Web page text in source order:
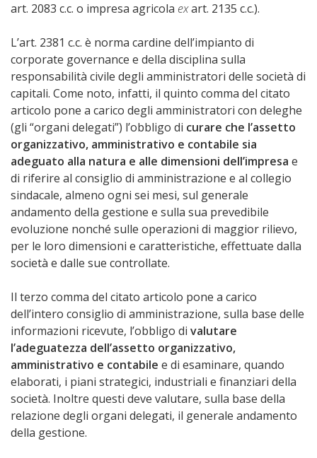
art. 2083 c.c. o impresa agricola exart. 2135 c.c.).
L’art. 2381 c.c. è norma cardine dell’impianto di
corporate governance e della disciplina sulla
responsabilità civile degli amministratori delle società di
capitali. Come noto, infatti, il quinto comma del citato
articolo pone a carico degli amministratori con deleghe
(gli “organi delegati”) l’obbligo di curare che l’assetto
organizzativo, amministrativo e contabile sia
adeguato alla natura e alle dimensioni dell’impresa e
di riferire al consiglio di amministrazione e al collegio
sindacale, almeno ogni sei mesi, sul generale
andamento della gestione e sulla sua prevedibile
evoluzione nonché sulle operazioni di maggior rilievo,
per le loro dimensioni e caratteristiche, effettuate dalla
società e dalle sue controllate.
Il terzo comma del citato articolo pone a carico
dell’intero consiglio di amministrazione, sulla base delle
informazioni ricevute, l’obbligo di valutare
l’adeguatezza dell’assetto organizzativo,
amministrativo e contabile e di esaminare, quando
elaborati, i piani strategici, industriali e finanziari della
società. Inoltre questi deve valutare, sulla base della
relazione degli organi delegati, il generale andamento
della gestione.